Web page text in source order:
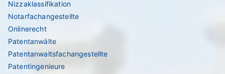
Nizzaklassifikation
Notarfachangestellte
Onlinerecht
Patentanwälte
Patentanwaltsfachangestellte
Patentingenieure